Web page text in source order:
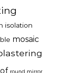
isolation
mosaic
round mirror